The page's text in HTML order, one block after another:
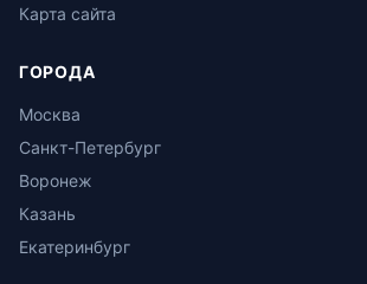
Карта сайта
ГОРОДА
Москва
Санкт-Петербург
Воронеж
Казань
Екатеринбург